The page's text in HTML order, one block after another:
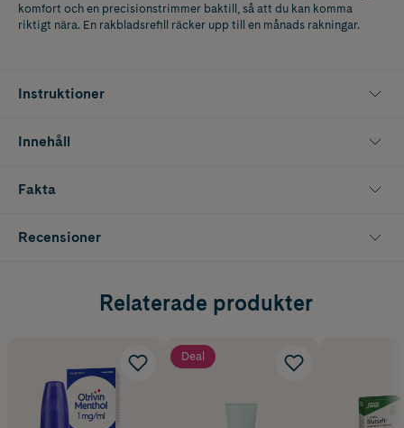
komfort och en precisionstrimmer baktill, så att du kan komma
riktigt nära. En rakbladsrefill räcker upp till en månads rakningar.
Instruktioner
Innehåll
Fakta
Recensioner
Relaterade produkter
Deal